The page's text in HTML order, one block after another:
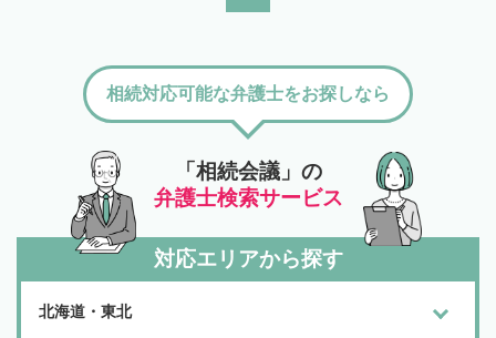
「相続会議」の
弁護士検索サービス
相続対応可能な弁護士をお探しなら
対応エリアから探す
北海道・東北